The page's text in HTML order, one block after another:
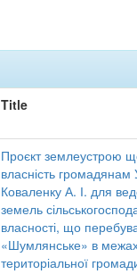
Title
Проєкт землеустрою
власність громадянам
Коваленку А. І. для
земель
власності, що
«Шумлянське» в межах
територіальної